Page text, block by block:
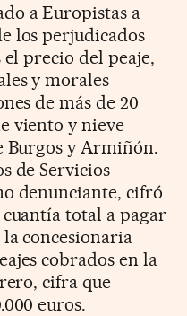
a Europistas a
los perjudicados
el precio del peaje,
y morales
de más de 20
viento y nieve
Burgos y Armiñón.
de Servicios
denunciante, cifró
total a pagar
concesionaria
cobrados en la
cifra que
euros.